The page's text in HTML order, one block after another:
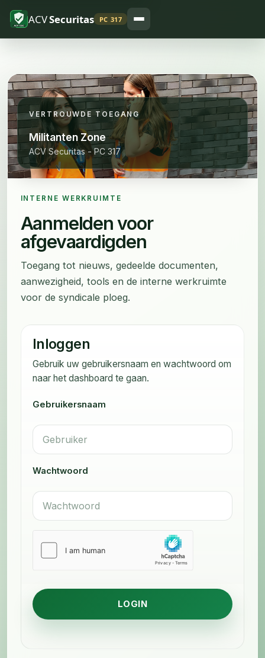
ACVSecuritas PC 317
VERTROUWDE TOEGANG
Militanten Zone
ACV Securitas - PC 317
INTERNE WERKRUIMTE
Aanmelden voor
afgevaardigden
Toegang tot nieuws, gedeelde documenten,
aanwezigheid, tools en de interne werkruimte
voor de syndicale ploeg.
Inloggen
Gebruik uw gebruikersnaam en wachtwoord om
naar het dashboard te gaan.
Gebruikersnaam
Wachtwoord